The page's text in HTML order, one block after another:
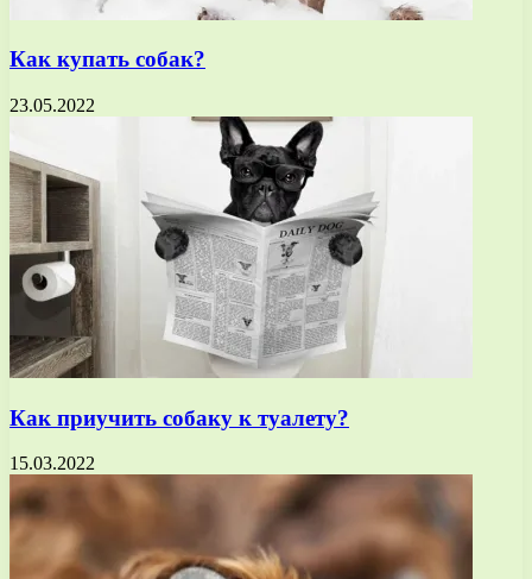
Как купать собак?
23.05.2022
Как приучить собаку к туалету?
15.03.2022